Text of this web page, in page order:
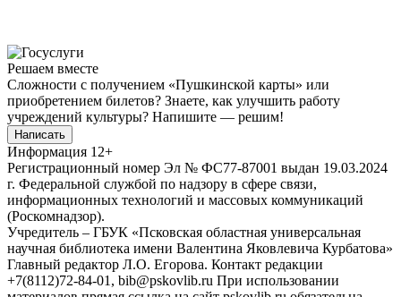
Решаем вместе
Сложности с получением «Пушкинской карты» или
приобретением билетов? Знаете, как улучшить работу
учреждений культуры? Напишите — решим!
Написать
Информация 12+
Регистрационный номер Эл № ФС77-87001 выдан 19.03.2024
г. Федеральной службой по надзору в сфере связи,
информационных технологий и массовых коммуникаций
(Роскомнадзор).
Учредитель – ГБУК «Псковская областная универсальная
научная библиотека имени Валентина Яковлевича Курбатова»
Главный редактор Л.О. Егорова. Контакт редакции
+7(8112)72-84-01, bib@pskovlib.ru При использовании